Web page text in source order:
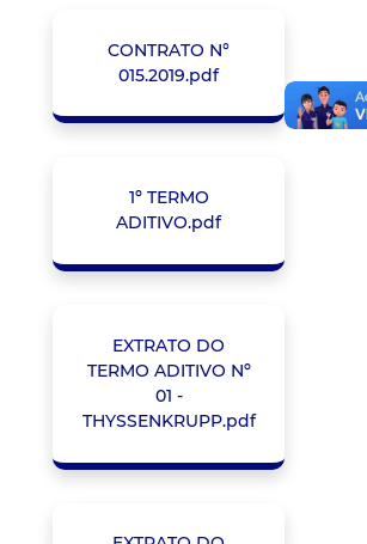
CONTRATO N°
015.2019.pdf
1º TERMO
ADITIVO.pdf
EXTRATO DO
TERMO ADITIVO Nº
01 -
THYSSENKRUPP.pdf